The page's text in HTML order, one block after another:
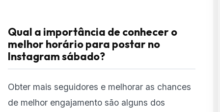
Qual a importância de conhecer o
melhor horário para postar no
Instagram sábado?
Obter mais seguidores e melhorar as chances
de melhor engajamento são alguns dos